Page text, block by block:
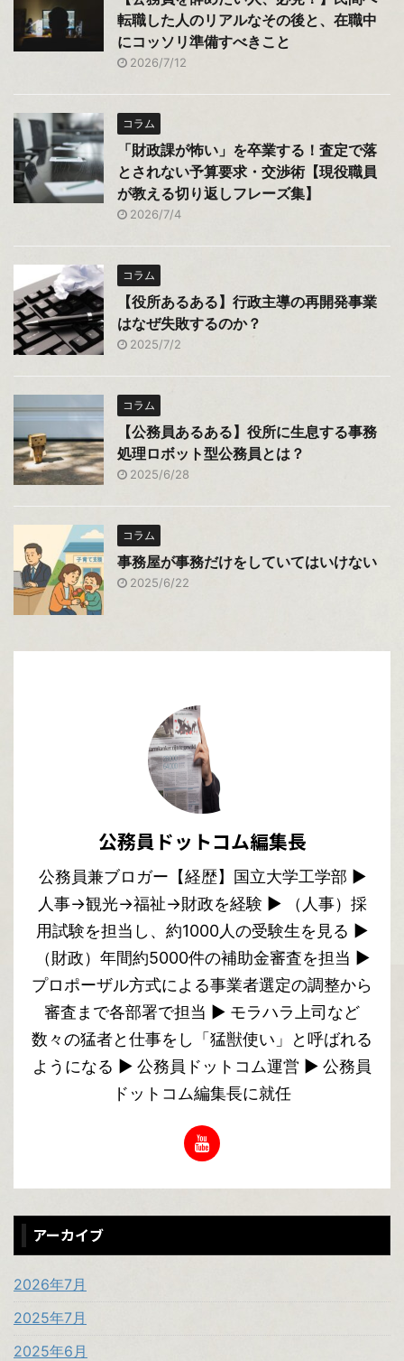
転職した人のリアルなその後と、在職中
にコッソリ準備すべきこと
2026/7/12
コラム
「財政課が怖い」を卒業する！査定で落
とされない予算要求・交渉術【現役職員
が教える切り返しフレーズ集】
2026/7/4
コラム
【役所あるある】行政主導の再開発事業
はなぜ失敗するのか？
2025/7/2
コラム
【公務員あるある】役所に生息する事務
処理ロボット型公務員とは？
2025/6/28
コラム
事務屋が事務だけをしていてはいけない
2025/6/22
公務員ドットコム編集長
公務員兼ブロガー【経歴】国立大学工学部 ▶︎
人事→観光→福祉→財政を経験 ▶︎ （人事）採
用試験を担当し、約1000人の受験生を見る ▶︎
（財政）年間約5000件の補助金審査を担当 ▶︎
プロポーザル方式による事業者選定の調整から
審査まで各部署で担当 ▶︎ モラハラ上司など
数々の猛者と仕事をし「猛獣使い」と呼ばれる
ようになる ▶︎ 公務員ドットコム運営 ▶︎ 公務員
ドットコム編集長に就任
アーカイブ
2026年7月
2025年7月
2025年6月